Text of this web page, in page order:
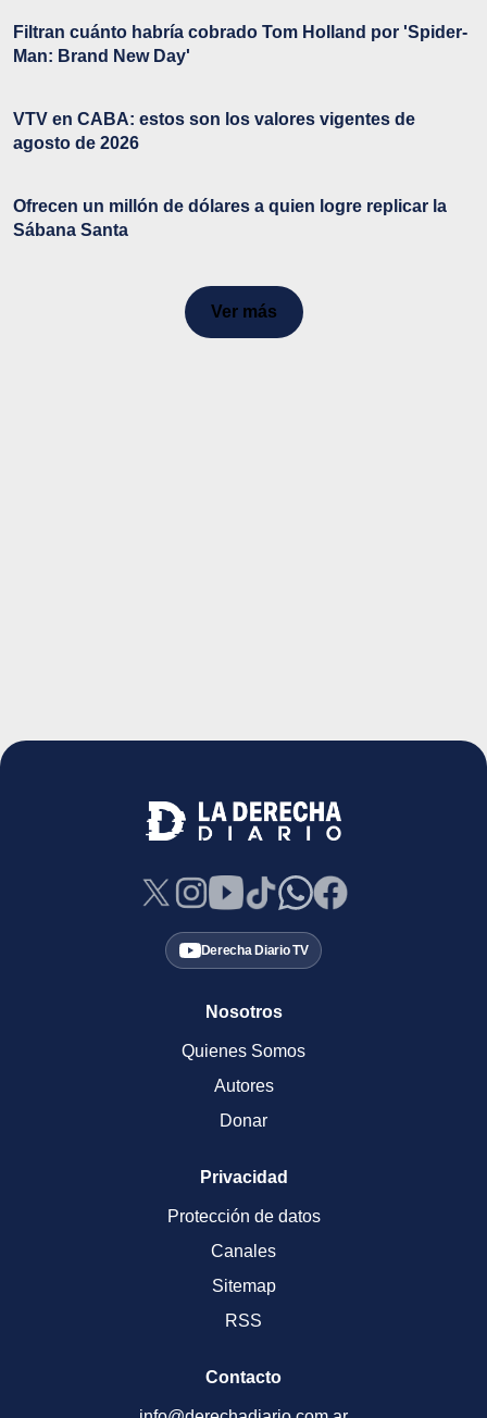
Filtran cuánto habría cobrado Tom Holland por 'Spider-
Man: Brand New Day'
VTV en CABA: estos son los valores vigentes de
agosto de 2026
Ofrecen un millón de dólares a quien logre replicar la
Sábana Santa
Ver más
Derecha Diario TV
Nosotros
Quienes Somos
Autores
Donar
Privacidad
Protección de datos
Canales
Sitemap
RSS
Contacto